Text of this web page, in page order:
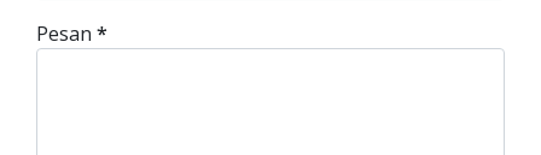
Pesan *